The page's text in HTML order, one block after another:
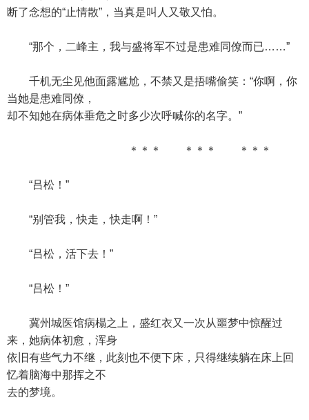
断了念想的“止情散”，当真是叫人又敬又怕。
“那个，二峰主，我与盛将军不过是患难同僚而已……”
千机无尘见他面露尴尬，不禁又是捂嘴偷笑：“你啊，你
当她是患难同僚，
却不知她在病体垂危之时多少次呼喊你的名字。”
＊＊＊ ＊＊＊ ＊＊＊
“吕松！”
“别管我，快走，快走啊！”
“吕松，活下去！”
“吕松！”
冀州城医馆病榻之上，盛红衣又一次从噩梦中惊醒过
来，她病体初愈，浑身
依旧有些气力不继，此刻也不便下床，只得继续躺在床上回
忆着脑海中那挥之不
去的梦境。